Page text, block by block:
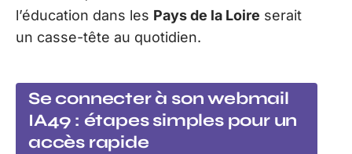
l’éducation dans les Pays de la Loire serait
un casse-tête au quotidien.
Se connecter à son webmail
IA49 : étapes simples pour un
accès rapide